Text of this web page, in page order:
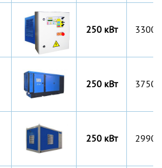
250 кВт
250 кВт
250 кВт